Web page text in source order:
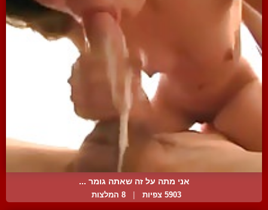
אני מתה על זה שאתה גומר ...
5903 צפיות 8 המלצות